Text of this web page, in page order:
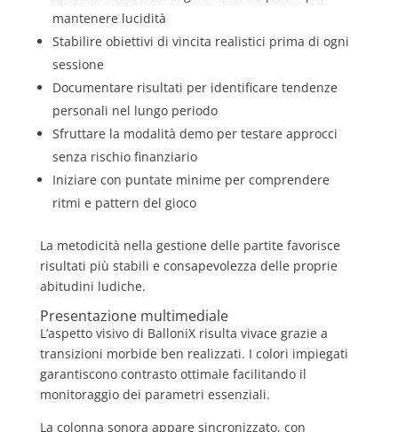
mantenere lucidità
Stabilire obiettivi di vincita realistici prima di ogni
sessione
Documentare risultati per identificare tendenze
personali nel lungo periodo
Sfruttare la modalità demo per testare approcci
senza rischio finanziario
Iniziare con puntate minime per comprendere
ritmi e pattern del gioco
La metodicità nella gestione delle partite favorisce
risultati più stabili e consapevolezza delle proprie
abitudini ludiche.
Presentazione multimediale
L’aspetto visivo di BalloniX risulta vivace grazie a
transizioni morbide ben realizzati. I colori impiegati
garantiscono contrasto ottimale facilitando il
monitoraggio dei parametri essenziali.
La colonna sonora appare sincronizzato, con